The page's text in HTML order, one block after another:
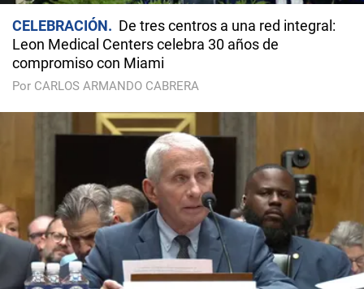
CELEBRACIÓN
De tres centros a una red integral:
Leon Medical Centers celebra 30 años de
compromiso con Miami
Por CARLOS ARMANDO CABRERA